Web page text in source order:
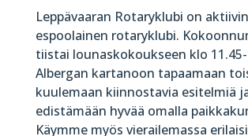
Leppävaaran Rotaryklubi on
espoolainen rotaryklubi.
tiistai lounaskokoukseen klo
Albergan kartanoon tapaamaan
kuulemaan kiinnostavia esitelmiä
edistämään hyvää omalla
Käymme myös vierailemassa